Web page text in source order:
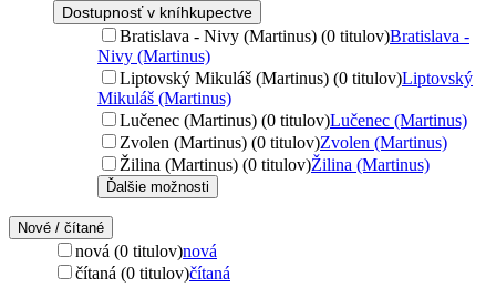
Dostupnosť v kníhkupectve
Bratislava - Nivy (Martinus) (0 titulov)Bratislava -
Nivy (Martinus)
Liptovský Mikuláš (Martinus) (0 titulov)Liptovský
Mikuláš (Martinus)
Lučenec (Martinus) (0 titulov)Lučenec (Martinus)
Zvolen (Martinus) (0 titulov)Zvolen (Martinus)
Žilina (Martinus) (0 titulov)Žilina (Martinus)
Ďalšie možnosti
Nové / čítané
nová (0 titulov)nová
čítaná (0 titulov)čítaná